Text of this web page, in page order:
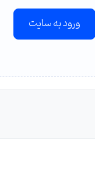
ورود به سایت